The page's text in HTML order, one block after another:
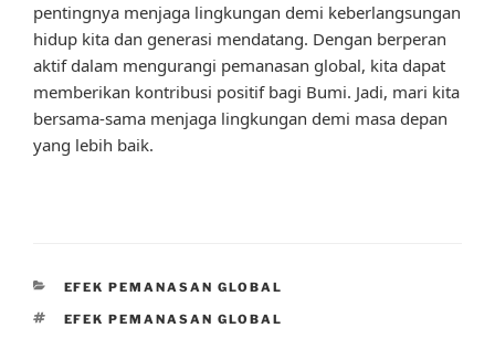
pentingnya menjaga lingkungan demi keberlangsungan
hidup kita dan generasi mendatang. Dengan berperan
aktif dalam mengurangi pemanasan global, kita dapat
memberikan kontribusi positif bagi Bumi. Jadi, mari kita
bersama-sama menjaga lingkungan demi masa depan
yang lebih baik.
CATEGORIES
EFEK PEMANASAN GLOBAL
TAGS
EFEK PEMANASAN GLOBAL